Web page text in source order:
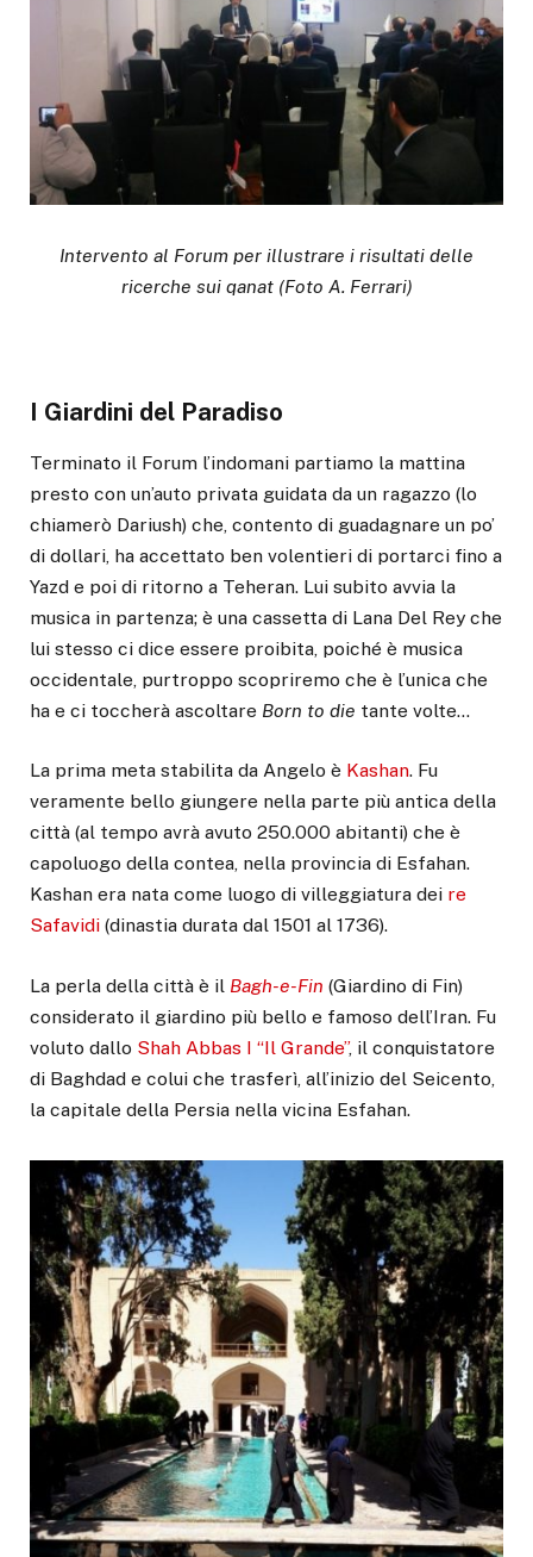
Intervento al Forum per illustrare i risultati delle
ricerche sui qanat (Foto A. Ferrari)
I Giardini del Paradiso
Terminato il Forum l’indomani partiamo la mattina
presto con un’auto privata guidata da un ragazzo (lo
chiamerò Dariush) che, contento di guadagnare un po’
di dollari, ha accettato ben volentieri di portarci fino a
Yazd e poi di ritorno a Teheran. Lui subito avvia la
musica in partenza; è una cassetta di Lana Del Rey che
lui stesso ci dice essere proibita, poiché è musica
occidentale, purtroppo scopriremo che è l’unica che
ha e ci toccherà ascoltare Born to die tante volte…
La prima meta stabilita da Angelo è Kashan. Fu
veramente bello giungere nella parte più antica della
città (al tempo avrà avuto 250.000 abitanti) che è
capoluogo della contea, nella provincia di Esfahan.
Kashan era nata come luogo di villeggiatura dei re
Safavidi (dinastia durata dal 1501 al 1736).
La perla della città è il Bagh-e-Fin (Giardino di Fin)
considerato il giardino più bello e famoso dell’Iran. Fu
voluto dallo Shah Abbas I “Il Grande”, il conquistatore
di Baghdad e colui che trasferì, all’inizio del Seicento,
la capitale della Persia nella vicina Esfahan.